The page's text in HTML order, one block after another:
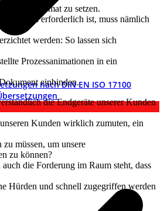
nach DIN EN ISO 17100
PDF-Format zu setzen.
erforderlich ist, muss nämlich
werden: So lassen sich
Prozessanimationen in ein
einbinden.
die Endgeräte unserer Kunden
Kunden wirklich zumuten, ein
müssen, um unsere
zu können?
die Forderung im Raum steht, dass
Hürden und schnell zugegriffen werden